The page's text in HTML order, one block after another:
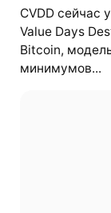
CVDD сейчас
Value Days
Bitcoin,
минимумов...